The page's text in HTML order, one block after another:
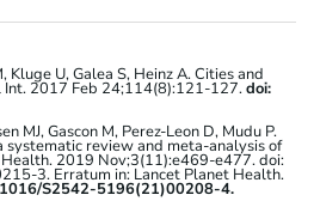
U, Galea S, Heinz A. Cities and
2017 Feb 24;114(8):121-127.doi:
MJ, Gascon M, Perez-Leon D, Mudu P.
systematic review and meta-analysis of
2019 Nov;3(11):e469-e477. doi:
3. Erratum in: Lancet Planet Health.
S2542-5196(21)00208-4.